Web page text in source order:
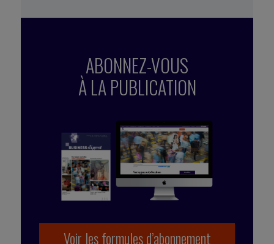
ABONNEZ-VOUS
À LA PUBLICATION
Voir les formules d’abonnement